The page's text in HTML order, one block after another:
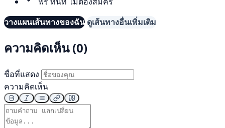
วางแผนเส้นทางของฉัน ดูเส้นทางอื่นเพิ่มเติม
ความคิดเห็น (0)
ชื่อที่แสดง
ความคิดเห็น